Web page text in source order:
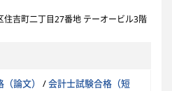
住吉町二丁目27番地 テーオービル3階
論文） /会計士試験合格（短